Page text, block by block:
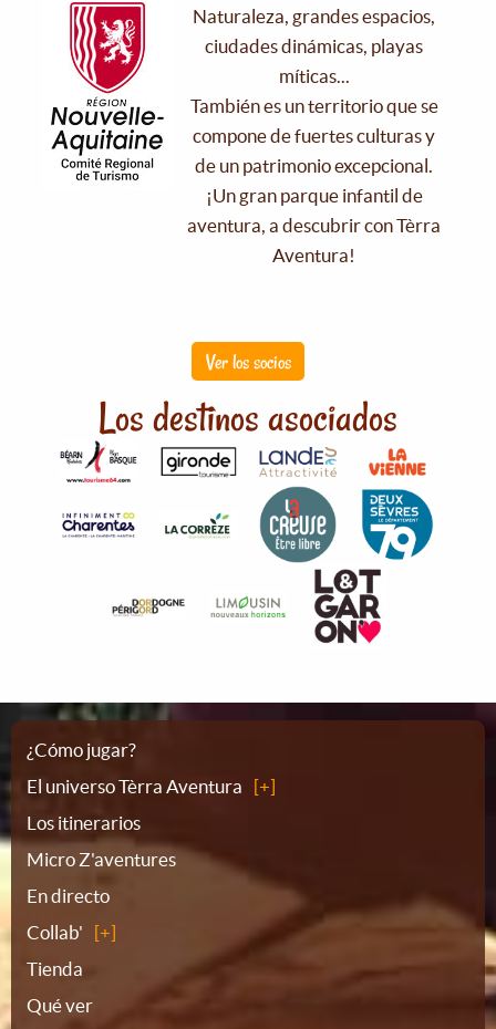
Naturaleza, grandes espacios,
ciudades dinámicas, playas
míticas...
También es un territorio que se
compone de fuertes culturas y
de un patrimonio excepcional.
¡Un gran parque infantil de
aventura, a descubrir con Tèrra
Aventura!
Ver los socios
Los destinos asociados
Plano
del
sitio
¿Cómo jugar?
El universo Tèrra Aventura
Los itinerarios
Micro Z'aventures
En directo
Collab'
Tienda
Qué ver